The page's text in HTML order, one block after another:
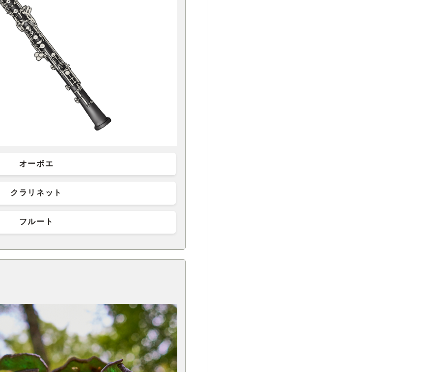
オーボエ
クラリネット
フルート